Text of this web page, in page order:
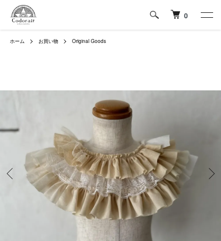
0
ホーム お買い物 Original Goods